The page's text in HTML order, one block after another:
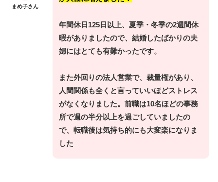
まめ子さん
年間休日125日以上、夏季・冬季の2週間休
暇がありましたので、結婚したばかりの夫
婦にはとても有難かったです。
また外回りの法人営業で、裁量権があり、
人間関係も全くと言っていいほどストレス
がなくなりました。前職は10名ほどの事務
所で週の半分以上を過ごしていましたの
で、転職後は気持ち的にも大変楽になりま
した